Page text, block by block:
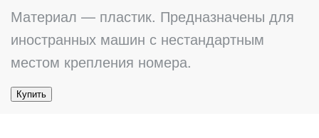
Материал — пластик. Предназначены для
иностранных машин с нестандартным
местом крепления номера.
Купить